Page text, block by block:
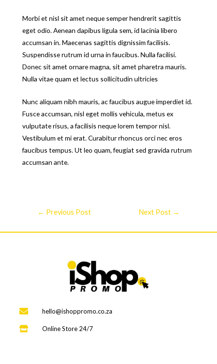
Morbi et nisl sit amet neque semper hendrerit sagittis
eget odio. Aenean dapibus ligula sem, id lacinia libero
accumsan in. Maecenas sagittis dignissim facilisis.
Suspendisse rutrum id urna in faucibus. Nulla facilisi.
Donec sit amet ornare magna, sit amet pharetra mauris.
Nulla vitae quam et lectus sollicitudin ultricies
Nunc aliquam nibh mauris, ac faucibus augue imperdiet id.
Fusce accumsan, nisl eget mollis vehicula, metus ex
vulputate risus, a facilisis neque lorem tempor nisl.
Vestibulum et mi erat. Curabitur rhoncus orci nec eros
faucibus tempus. Ut leo quam, feugiat sed gravida rutrum
accumsan ante.
← Previous Post Next Post →
hello@ishoppromo.co.za
Online Store 24/7